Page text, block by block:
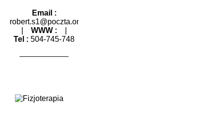
Email :
robert.s1@poczta.one.pl
WWW :
Tel : 504-745-748